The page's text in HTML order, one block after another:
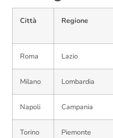
Città Regione
Roma Lazio
Milano Lombardia
Napoli Campania
Torino Piemonte